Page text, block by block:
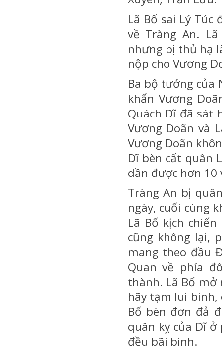
Lã Bố sai Lý
về Tràng An.
nhưng bị thủ hạ
nộp cho Vương
Ba bộ tướng của
khẩn Vương
Quách Dĩ đã sát
Vương Doãn và
Vương Doãn
Dĩ bèn cất quân
dần được hơn 10
Tràng An bị
ngày, cuối cùng
Lã Bố kịch
cũng không lại,
mang theo đầu
Quan về phía
thành. Lã Bố mở
hãy tạm lui binh,
Bố bèn đơn đả
quân kỵ của Dĩ
đều bãi binh.